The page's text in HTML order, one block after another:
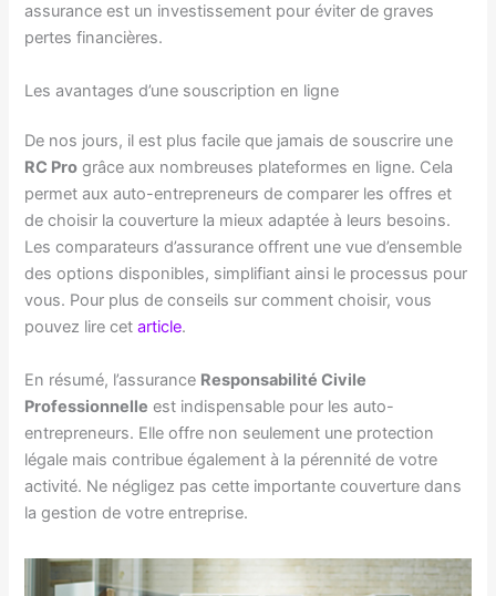
assurance est un investissement pour éviter de graves
pertes financières.
Les avantages d’une souscription en ligne
De nos jours, il est plus facile que jamais de souscrire une
RC Pro grâce aux nombreuses plateformes en ligne. Cela
permet aux auto-entrepreneurs de comparer les offres et
de choisir la couverture la mieux adaptée à leurs besoins.
Les comparateurs d’assurance offrent une vue d’ensemble
des options disponibles, simplifiant ainsi le processus pour
vous. Pour plus de conseils sur comment choisir, vous
pouvez lire cetarticle.
En résumé, l’assurance Responsabilité Civile
Professionnelle est indispensable pour les auto-
entrepreneurs. Elle offre non seulement une protection
légale mais contribue également à la pérennité de votre
activité. Ne négligez pas cette importante couverture dans
la gestion de votre entreprise.